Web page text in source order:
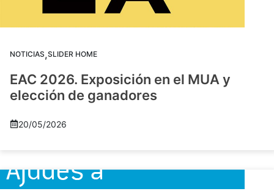
NOTICIAS,SLIDER HOME
EAC 2026. Exposición en el MUA y
elección de ganadores
20/05/2026